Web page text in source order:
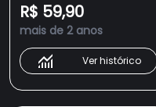
Confrotável Solado
Borracha Promoção
Envio Imediato
R$ 59,90
mais de 2 anos
Ver histórico